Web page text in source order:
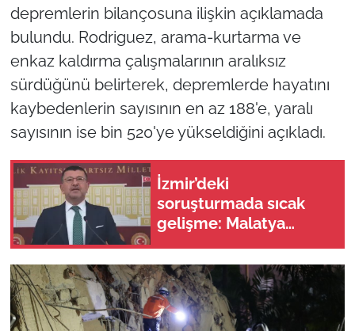
depremlerin bilançosuna ilişkin açıklamada
bulundu. Rodriguez, arama-kurtarma ve
enkaz kaldırma çalışmalarının aralıksız
sürdüğünü belirterek, depremlerde hayatını
kaybedenlerin sayısının en az 188'e, yaralı
sayısının ise bin 520'ye yükseldiğini açıkladı.
İzmir’deki
soruşturmada sıcak
gelişme: Malatya
Ağbaba’nın ağabeyi
gözaltına alındı